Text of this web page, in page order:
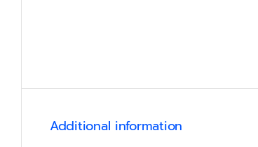
Additional information